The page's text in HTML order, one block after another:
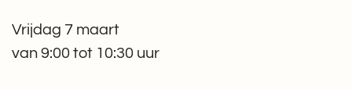
Vrijdag 7 maart
van 9:00 tot 10:30 uur